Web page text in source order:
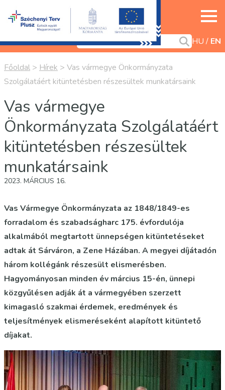
HU EN
Főoldal > Hírek > Vas vármegye Önkormányzata
Szolgálatáért kitüntetésben részesültek munkatársaink
Vas vármegye
Önkormányzata Szolgálatáért
kitüntetésben részesültek
munkatársaink
2023. MÁRCIUS 16.
Vas Vármegye Önkormányzata az 1848/1849-es
forradalom és szabadságharc 175. évfordulója
alkalmából megtartott ünnepségen kitüntetéseket
adtak át Sárváron, a Zene Házában. A megyei díjátadón
három kollégánk részesült elismerésben.
Hagyományosan minden év március 15-én, ünnepi
közgyűlésen adják át a vármegyében szerzett
kimagasló szakmai érdemek, eredmények és
teljesítmények elismeréseként alapított kitüntető
díjakat.